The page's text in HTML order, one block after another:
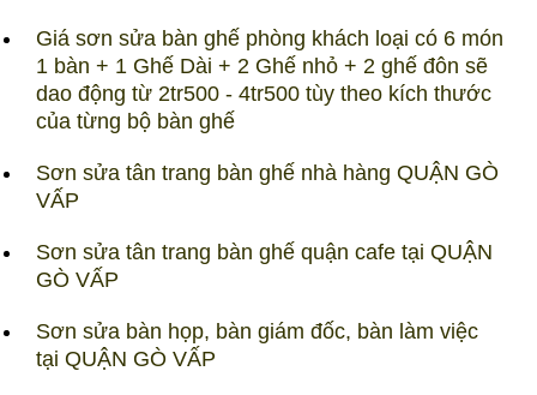
Giá sơn sửa bàn ghế phòng khách loại có 6 món
1 bàn + 1 Ghế Dài + 2 Ghế nhỏ + 2 ghế đôn sẽ
dao động từ 2tr500 - 4tr500 tùy theo kích thước
của từng bộ bàn ghế
Sơn sửa tân trang bàn ghế nhà hàng QUẬN GÒ
VẤP
Sơn sửa tân trang bàn ghế quận cafe tại QUẬN
GÒ VẤP
Sơn sửa bàn họp, bàn giám đốc, bàn làm việc
tại QUẬN GÒ VẤP